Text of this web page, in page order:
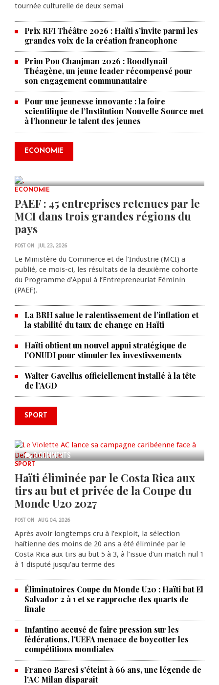
tournée culturelle de deux semai
Prix RFI Théâtre 2026 : Haïti s’invite parmi les
grandes voix de la création francophone
Prim Pou Chanjman 2026 : Roodlynail
Théagène, un jeune leader récompensé pour
son engagement communautaire
Pour une jeunesse innovante : la foire
scientifique de l’Institution Nouvelle Source met
à l’honneur le talent des jeunes
ECONOMIE
0 COMMENTS
Produire le savoir pour
transformer Haïti : BRH lance la
2ᵉ édition de ses Journées
scientifiques
ECONOMIE
PAEF : 45 entreprises retenues par le
MCI dans trois grandes régions du
pays
POST ON JUL 23, 2026
Le Ministère du Commerce et de l’Industrie (MCI) a
publié, ce mois-ci, les résultats de la deuxième cohorte
du Programme d’Appui à l’Entrepreneuriat Féminin
(PAEF).
La BRH salue le ralentissement de l’inflation et
la stabilité du taux de change en Haïti
Haïti obtient un nouvel appui stratégique de
l'ONUDI pour stimuler les investissements
Walter Gavellus officiellement installé à la tête
de l’AGD
SPORT
0 COMMENTS
Le Violette AC lance sa campagne
AUG 04, 2026
SPORT
Haïti éliminée par le Costa Rica aux
tirs au but et privée de la Coupe du
Monde U20 2027
POST ON AUG 04, 2026
Après avoir longtemps cru à l’exploit, la sélection
haïtienne des moins de 20 ans a été éliminée par le
Costa Rica aux tirs au but 5 à 3, à l’issue d’un match nul 1
à 1 disputé jusqu’au terme des
Éliminatoires Coupe du Monde U20 : Haïti bat El
Salvador 2 à 1 et se rapproche des quarts de
finale
Infantino accusé de faire pression sur les
fédérations, l'UEFA menace de boycotter les
compétitions mondiales
Franco Baresi s'éteint à 66 ans, une légende de
l'AC Milan disparaît